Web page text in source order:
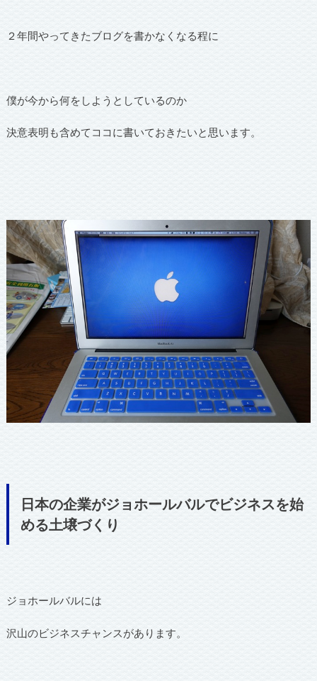
２年間やってきたブログを書かなくなる程に
僕が今から何をしようとしているのか
決意表明も含めてココに書いておきたいと思います。
日本の企業がジョホールバルでビジネスを始
める土壌づくり
ジョホールバルには
沢山のビジネスチャンスがあります。